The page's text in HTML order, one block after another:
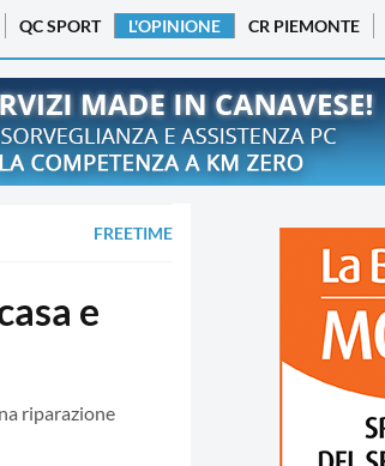
QC SPORT L'OPINIONE CR PIEMONTE
FREETIME
e
riparazione